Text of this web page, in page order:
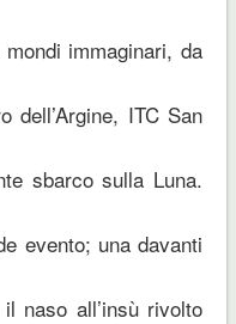
immaginari, da
dell’Argine, ITC San
sbarco sulla Luna.
evento; una davanti
naso all’insù rivolto